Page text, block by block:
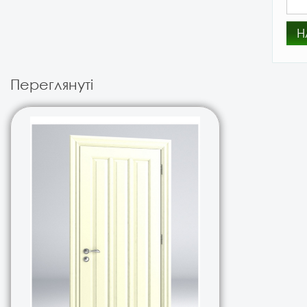
Переглянуті